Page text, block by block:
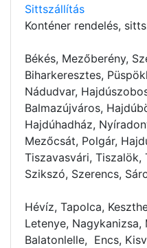
Sittszállítás
Konténer rendelés,
Békés, Mezőberény,
Biharkeresztes,
Nádudvar,
Balmazújváros,
Hajdúhadház,
Mezőcsát, Polgár,
Tiszavasvári, Tiszalök,
Szikszó, Szerencs,
Hévíz, Tapolca,
Letenye, Nagykanizsa,
Balatonlelle, Encs,